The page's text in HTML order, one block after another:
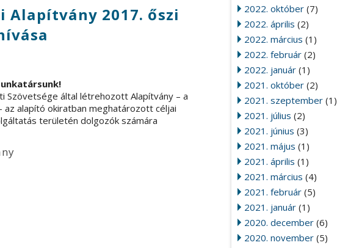
2022. október(7)
2022. április (2)
2022. március (1)
2022. február(2)
2022. január(1)
2021. október(2)
2021. szeptember(1)
2021. július (2)
2021. június (3)
2021. május (1)
2021. április (1)
2021. március (4)
2021. február(5)
2021. január(1)
2020. december(6)
2020. november(5)
Alapítvány 2017. őszi
Szövetsége által létrehozott Alapítvány – a
alapító okiratban meghatározott céljai
területén dolgozók számára